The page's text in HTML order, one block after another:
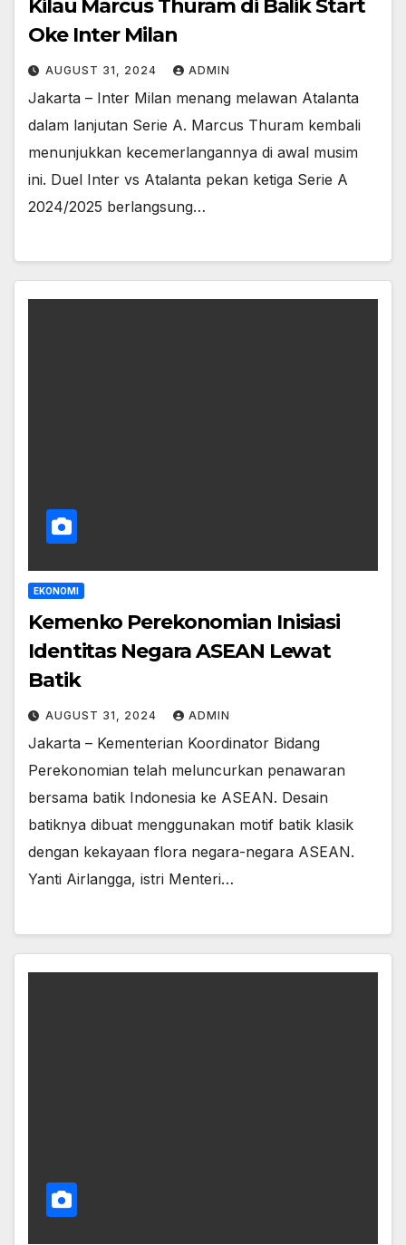
Kilau Marcus Thuram di Balik Start
Oke Inter Milan
AUGUST 31, 2024 ADMIN
Jakarta – Inter Milan menang melawan Atalanta
dalam lanjutan Serie A. Marcus Thuram kembali
menunjukkan kecemerlangannya di awal musim
ini. Duel Inter vs Atalanta pekan ketiga Serie A
2024/2025 berlangsung…
EKONOMI
Kemenko Perekonomian Inisiasi
Identitas Negara ASEAN Lewat
Batik
AUGUST 31, 2024 ADMIN
Jakarta – Kementerian Koordinator Bidang
Perekonomian telah meluncurkan penawaran
bersama batik Indonesia ke ASEAN. Desain
batiknya dibuat menggunakan motif batik klasik
dengan kekayaan flora negara-negara ASEAN.
Yanti Airlangga, istri Menteri…